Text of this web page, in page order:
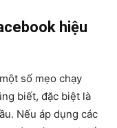
hiệu
số mẹo chạy
biết, đặc biệt là
Nếu áp dụng các